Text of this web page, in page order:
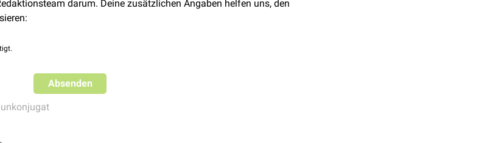
Position. Die Architektur der DNA wird dadurch nachhaltig gestört, so
Im Gegensatz zu
darum. Deine zusätzlichen Angaben helfen uns, den
Absenden